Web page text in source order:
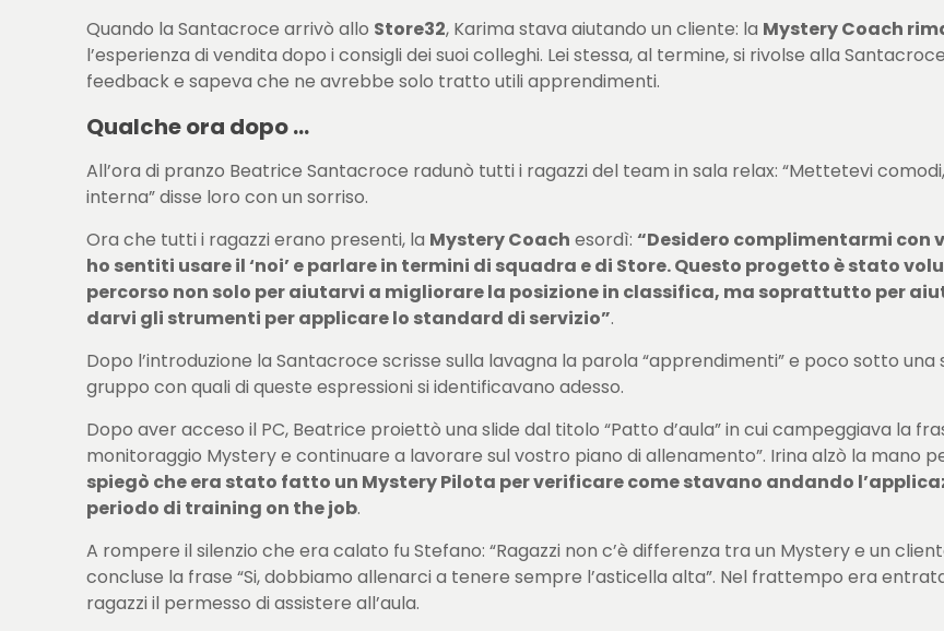
Quando la Santacroce arrivò allo Store32, Karima stava aiutando un cliente: la Mystery Coach
l’esperienza di vendita dopo i consigli dei suoi colleghi. Lei stessa, al termine, si rivolse alla
feedback e sapeva che ne avrebbe solo tratto utili apprendimenti.
Qualche ora dopo …
All’ora di pranzo Beatrice Santacroce radunò tutti i ragazzi del team in sala relax: “Mettetevi
interna” disse loro con un sorriso.
Ora che tutti i ragazzi erano presenti, la Mystery Coach esordì:“Desidero complimentarmi con
ho sentiti usare il ‘noi’ e parlare in termini di squadra e di Store. Questo progetto è stato
percorso non solo per aiutarvi a migliorare la posizione in classifica, ma soprattutto per
darvi gli strumenti per applicare lo standard di servizio”.
Dopo l’introduzione la Santacroce scrisse sulla lavagna la parola “apprendimenti” e poco sotto una
gruppo con quali di queste espressioni si identificavano adesso.
Dopo aver acceso il PC, Beatrice proiettò una slide dal titolo “Patto d’aula” in cui campeggiava la
monitoraggio Mystery e continuare a lavorare sul vostro piano di allenamento”. Irina alzò la mano
spiegò che era stato fatto un Mystery Pilota per verificare come stavano andando
periodo di training on the job.
A rompere il silenzio che era calato fu Stefano: “Ragazzi non c’è differenza tra un Mystery e un
concluse la frase “Si, dobbiamo allenarci a tenere sempre l’asticella alta”. Nel frattempo era
ragazzi il permesso di assistere all’aula.